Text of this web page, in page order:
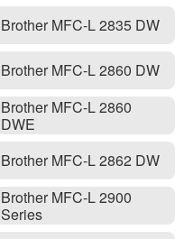
Brother MFC-L 2835 DW
Brother MFC-L 2860 DW
Brother MFC-L 2860
DWE
Brother MFC-L 2862 DW
Brother MFC-L 2900
Series